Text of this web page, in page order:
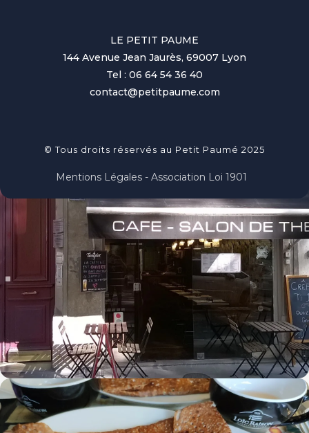
LE PETIT PAUME
144 Avenue Jean Jaurès, 69007 Lyon
Tel : 06 64 54 36 40
contact@petitpaume.com
© Tous droits réservés au Petit Paumé 2025
Mentions Légales - Association Loi 1901